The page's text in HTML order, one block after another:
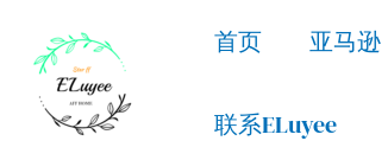
首页 亚马逊
联系ELuyee